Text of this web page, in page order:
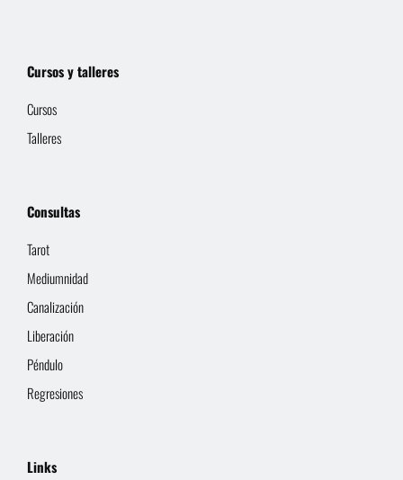
Cursos y talleres
Cursos
Talleres
Consultas
Tarot
Mediumnidad
Canalización
Liberación
Péndulo
Regresiones
Links